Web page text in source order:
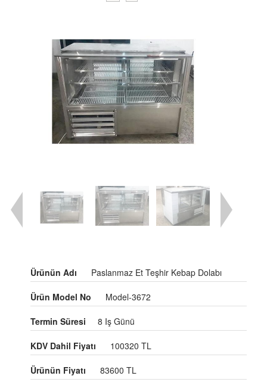
Ürünün Adı Paslanmaz Et Teşhir Kebap Dolabı
Ürün Model No Model-3672
Termin Süresi 8 Iş Günü
KDV Dahil Fiyatı 100320 TL
Ürünün Fiyatı 83600 TL